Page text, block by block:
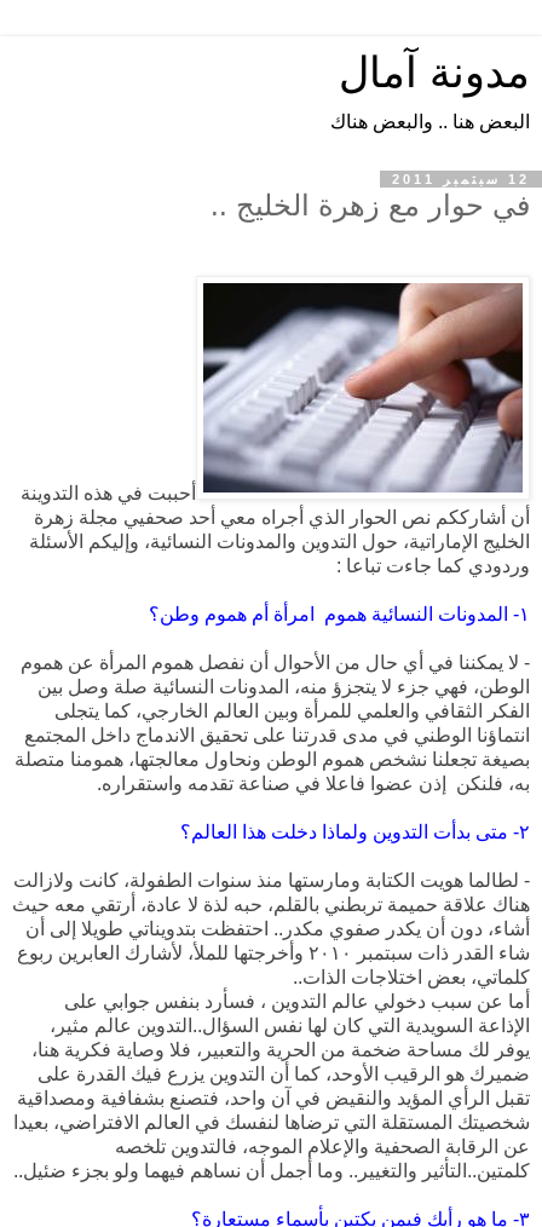
مدونة آمال
البعض هنا .. والبعض هناك
12 سبتمبر 2011
في حوار مع زهرة الخليج ..
أحببت في هذه التدوينة
أن أشارككم نص الحوار الذي أجراه معي أحد صحفيي مجلة زهرة
الخليج الإماراتية، حول التدوين والمدونات النسائية، وإليكم الأسئلة
وردودي كما جاءت تباعا :
١- المدونات النسائية هموم امرأة أم هموم وطن؟
- لا يمكننا في أي حال من الأحوال أن نفصل هموم المرأة عن هموم
الوطن، فهي جزء لا يتجزؤ منه، المدونات النسائية صلة وصل بين
الفكر الثقافي والعلمي للمرأة وبين العالم الخارجي، كما يتجلى
انتماؤنا الوطني في مدى قدرتنا على تحقيق الاندماج داخل المجتمع
بصيغة تجعلنا نشخص هموم الوطن ونحاول معالجتها، همومنا متصلة
به، فلنكن إذن عضوا فاعلا في صناعة تقدمه واستقراره.
٢- متى بدأت التدوين ولماذا دخلت هذا العالم؟
- لطالما هويت الكتابة ومارستها منذ سنوات الطفولة، كانت ولازالت
هناك علاقة حميمة تربطني بالقلم، حبه لذة لا عادة، أرتقي معه حيث
أشاء، دون أن يكدر صفوي مكدر.. احتفظت بتدويناتي طويلا إلى أن
شاء القدر ذات سبتمبر ٢٠١٠ وأخرجتها للملأ، لأشارك العابرين ربوع
كلماتي، بعض اختلاجات الذات..
أما عن سبب دخولي عالم التدوين ، فسأرد بنفس جوابي على
الإذاعة السويدية التي كان لها نفس السؤال..التدوين عالم مثير،
يوفر لك مساحة ضخمة من الحرية والتعبير، فلا وصاية فكرية هنا،
ضميرك هو الرقيب الأوحد، كما أن التدوين يزرع فيك القدرة على
تقبل الرأي المؤيد والنقيض في آن واحد، فتصنع بشفافية ومصداقية
شخصيتك المستقلة التي ترضاها لنفسك في العالم الافتراضي، بعيدا
عن الرقابة الصحفية والإعلام الموجه، فالتدوين تلخصه
كلمتين..التأثير والتغيير.. وما أجمل أن نساهم فيهما ولو بجزء ضئيل..
٣- ما هو رأيك فيمن يكتبن بأسماء مستعارة؟